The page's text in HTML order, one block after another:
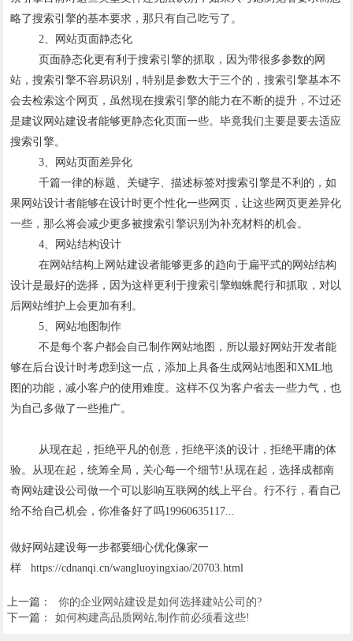
略了搜索引擎的基本要求，那只有自己吃亏了。
2、网站页面静态化
页面静态化更有利于搜索引擎的抓取，因为带很多参数的网
站，搜索引擎不容易识别，特别是参数大于三个的，搜索引擎基本不
会去检索这个网页，虽然现在搜索引擎的能力在不断的提升，不过还
是建议网站建设者能够更静态化页面一些。毕竟我们主要是要去适应
搜索引擎。
3、网站页面差异化
千篇一律的标题、关键字、描述标签对搜索引擎是不利的，如
果网站设计者能够在设计时更个性化一些网页，让这些网页更差异化
一些，那么将会减少更多被搜索引擎识别为补充材料的机会。
4、网站结构设计
在网站结构上网站建设者能够更多的趋向于扁平式的网站结构
设计是最好的选择，因为这样更利于搜索引擎蜘蛛爬行和抓取，对以
后网站维护上会更加有利。
5、网站地图制作
不是每个客户都会自己制作网站地图，所以最好网站开发者能
够在后台设计时考虑到这一点，添加上具备生成网站地图和XML地
图的功能，减小客户的使用难度。这样不仅为客户省去一些力气，也
为自己多做了一些推广。
从现在起，拒绝平凡的创意，拒绝平淡的设计，拒绝平庸的体
验。从现在起，统筹全局，关心每一个细节!从现在起，选择成都南
奇网站建设公司做一个可以影响互联网的线上平台。行不行，看自己
给不给自己机会，你准备好了吗19960635117...
做好网站建设每一步都要细心优化像家一
样 https://cdnanqi.cn/wangluoyingxiao/20703.html
上一篇：
你的企业网站建设是如何选择建站公司的?
下一篇：
如何构建高品质网站,制作前必须看这些!